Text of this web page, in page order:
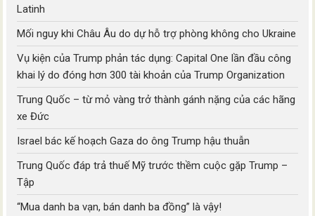
Latinh
Mối nguy khi Châu Âu do dự hỗ trợ phòng không cho Ukraine
Vụ kiện của Trump phản tác dụng: Capital One lần đầu công
khai lý do đóng hơn 300 tài khoản của Trump Organization
Trung Quốc – từ mỏ vàng trở thành gánh nặng của các hãng
xe Đức
Israel bác kế hoạch Gaza do ông Trump hậu thuẫn
Trung Quốc đáp trả thuế Mỹ trước thềm cuộc gặp Trump –
Tập
“Mua danh ba vạn, bán danh ba đồng” là vậy!